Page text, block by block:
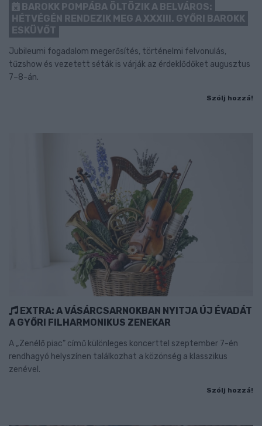
BAROKK POMPÁBA ÖLTÖZIK A BELVÁROS:
HÉTVÉGÉN RENDEZIK MEG A XXXIII. GYŐRI BAROKK
ESKÜVŐT
Jubileumi fogadalom megerősítés, történelmi felvonulás,
tűzshow és vezetett séták is várják az érdeklődőket augusztus
7–8-án.
Szólj hozzá!
EXTRA: A VÁSÁRCSARNOKBAN NYITJA ÚJ ÉVADÁT
A GYŐRI FILHARMONIKUS ZENEKAR
A „Zenélő piac” című különleges koncerttel szeptember 7-én
rendhagyó helyszínen találkozhat a közönség a klasszikus
zenével.
Szólj hozzá!